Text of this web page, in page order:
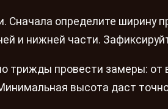
Сначала определите ширину
и нижней части.
трижды провести замеры: от
высота даст